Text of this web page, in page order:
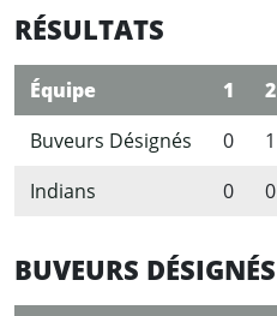
RÉSULTATS
Équipe 1 2
Buveurs Désignés
0 1
Indians
0 0
BUVEURS DÉSIGNÉS